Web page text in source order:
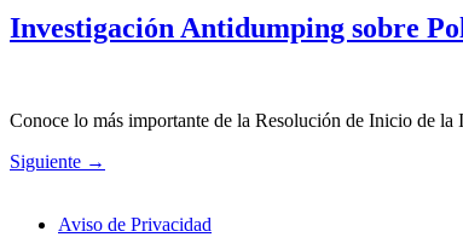
Investigación Antidumping sobre
Conoce lo más importante de la Resolución de Inicio de
Siguiente →
Aviso de Privacidad